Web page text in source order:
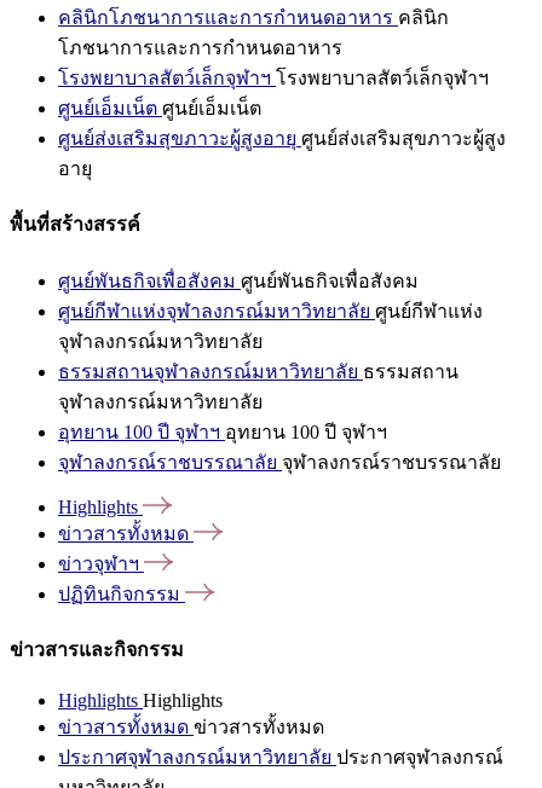
คลินิกโภชนาการและการกำหนดอาหาร คลินิก
โภชนาการและการกำหนดอาหาร
โรงพยาบาลสัตว์เล็กจุฬาฯ โรงพยาบาลสัตว์เล็กจุฬาฯ
ศูนย์เอ็มเน็ต ศูนย์เอ็มเน็ต
ศูนย์ส่งเสริมสุขภาวะผู้สูงอายุ ศูนย์ส่งเสริมสุขภาวะผู้สูง
อายุ
พื้นที่สร้างสรรค์
ศูนย์พันธกิจเพื่อสังคม ศูนย์พันธกิจเพื่อสังคม
ศูนย์กีฬาแห่งจุฬาลงกรณ์มหาวิทยาลัย ศูนย์กีฬาแห่ง
จุฬาลงกรณ์มหาวิทยาลัย
ธรรมสถานจุฬาลงกรณ์มหาวิทยาลัย ธรรมสถาน
จุฬาลงกรณ์มหาวิทยาลัย
อุทยาน 100 ปี จุฬาฯ อุทยาน 100 ปี จุฬาฯ
จุฬาลงกรณ์ราชบรรณาลัย จุฬาลงกรณ์ราชบรรณาลัย
Highlights
ข่าวสารทั้งหมด
ข่าวจุฬาฯ
ปฏิทินกิจกรรม
ข่าวสารและกิจกรรม
Highlights Highlights
ข่าวสารทั้งหมด ข่าวสารทั้งหมด
ประกาศจุฬาลงกรณ์มหาวิทยาลัย ประกาศจุฬาลงกรณ์